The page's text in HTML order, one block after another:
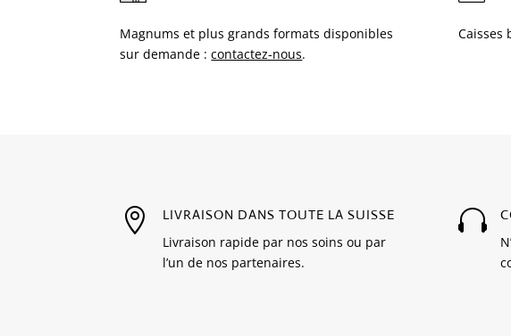
Magnums et plus grands formats disponibles
sur demande :contactez-nous.
Caisses

LIVRAISON DANS TOUTE LA SUISSE
Livraison rapide par nos soins ou par
l’un de nos partenaires.
